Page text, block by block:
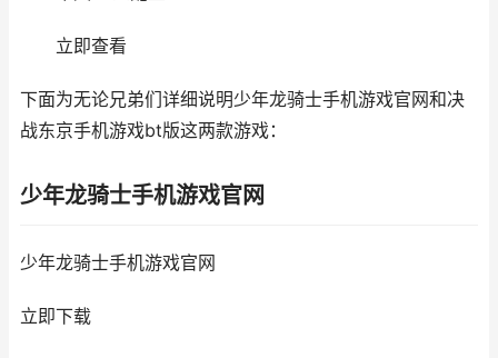
立即查看
下面为无论兄弟们详细说明少年龙骑士手机游戏官网和决
战东京手机游戏bt版这两款游戏：
少年龙骑士手机游戏官网
少年龙骑士手机游戏官网
立即下载